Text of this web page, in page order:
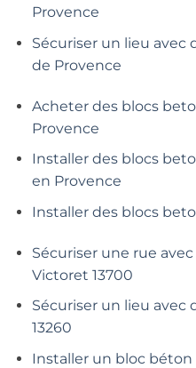
Provence
Sécuriser un lieu avec
de Provence
Acheter des blocs
Provence
Installer des blocs
en Provence
Installer des blocs
Sécuriser une rue
Victoret 13700
Sécuriser un lieu avec
13260
Installer un bloc